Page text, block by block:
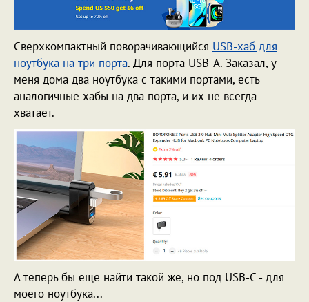
Сверхкомпактный поворачивающийся USB-хаб для
ноутбука на три порта. Для порта USB-A. Заказал, у
меня дома два ноутбука с такими портами, есть
аналогичные хабы на два порта, и их не всегда
хватает.
А теперь бы еще найти такой же, но под USB-C - для
моего ноутбука...